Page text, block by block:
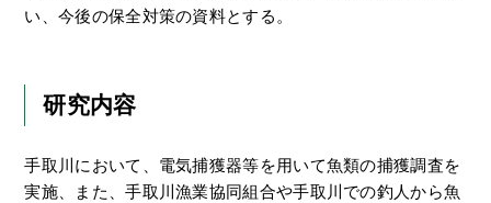
い、今後の保全対策の資料とする。
研究内容
手取川において、電気捕獲器等を用いて魚類の捕獲調査を
実施、また、手取川漁業協同組合や手取川での釣人から魚